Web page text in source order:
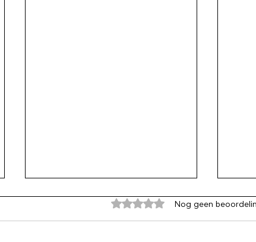
Beoordeeld met 0 uit 5
Nog geen